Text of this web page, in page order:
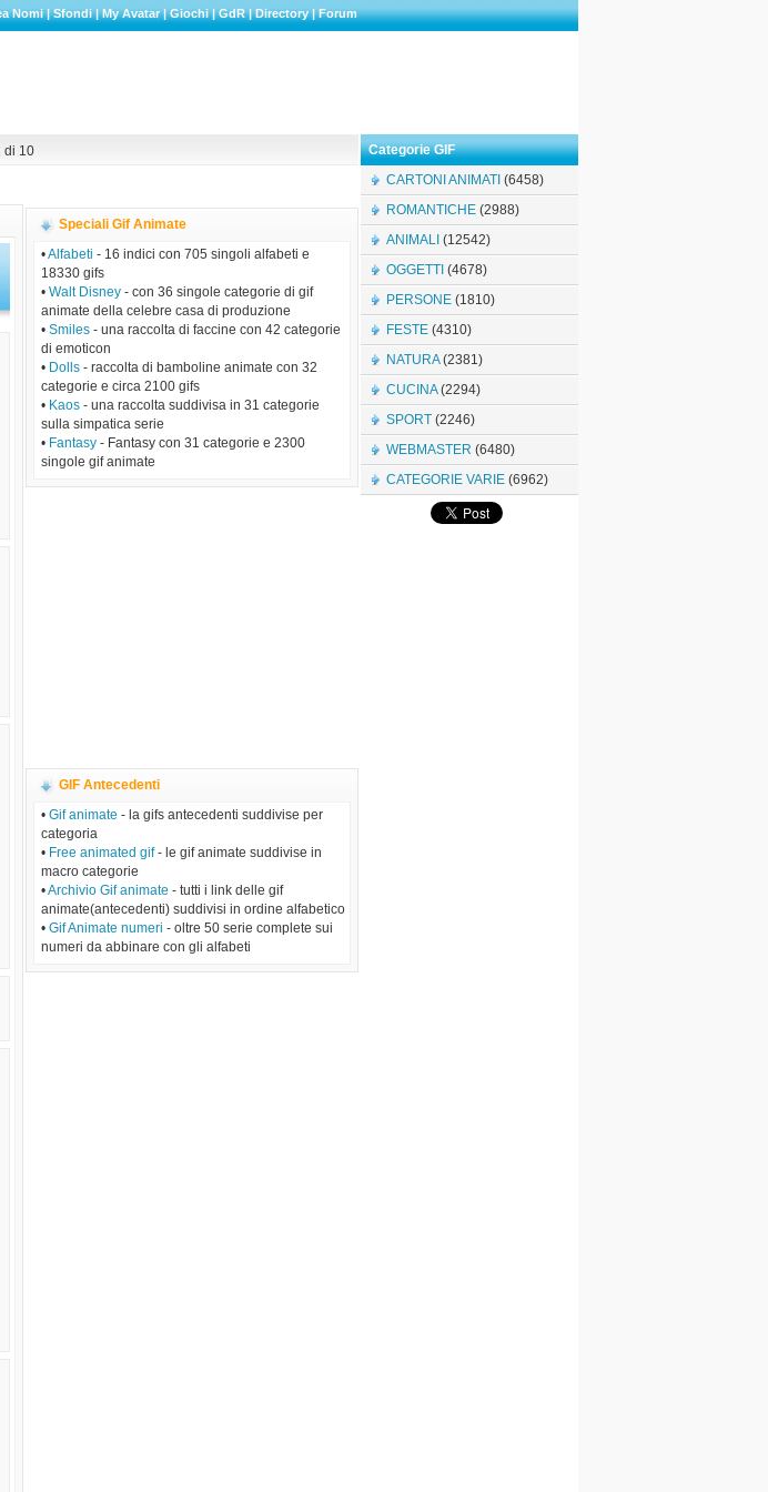
Nomi|Sfondi|My Avatar|Giochi|GdR|Directory|Forum
di 10
Speciali Gif Animate
•Alfabeti - 16 indici con 705 singoli alfabeti e
18330 gifs
• Walt Disney- con 36 singole categorie di gif
animate della celebre casa di produzione
• Smiles- una raccolta di faccine con 42 categorie
di emoticon
• Dolls- raccolta di bamboline animate con 32
categorie e circa 2100 gifs
• Kaos- una raccolta suddivisa in 31 categorie
sulla simpatica serie
• Fantasy- Fantasy con 31 categorie e 2300
singole gif animate
GIF Antecedenti
• Gif animate - la gifs antecedenti suddivise per
categoria
• Free animated gif- le gif animate suddivise in
macro categorie
•Archivio Gif animate - tutti i link delle gif
animate(antecedenti) suddivisi in ordine alfabetico
• Gif Animate numeri - oltre 50 serie complete sui
numeri da abbinare con gli alfabeti
Categorie GIF
CARTONI ANIMATI (6458)
ROMANTICHE(2988)
ANIMALI (12542)
OGGETTI (4678)
PERSONE(1810)
FESTE(4310)
NATURA(2381)
CUCINA(2294)
SPORT(2246)
WEBMASTER (6480)
CATEGORIE VARIE(6962)